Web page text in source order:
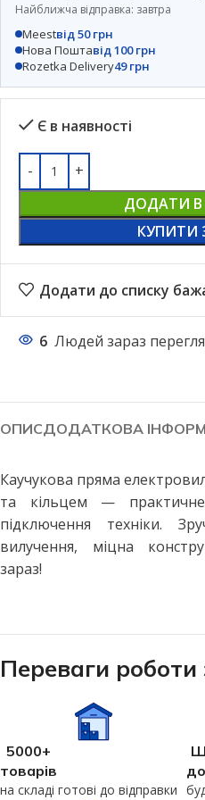
Найближча відправка: завтра
Meestвід 50 грн
Нова Поштавід 100 грн
Rozetka Delivery49 грн
Є в наявності
ДОДАТИ
КУПИТИ
Додати до списку
6 Людей зараз
ОПИСДОДАТКОВА
Каучукова пряма
та кільцем —
підключення техніки.
вилучення, міцна
зараз!
Переваги роботи
5000+
товарів
на складі готові до відправки